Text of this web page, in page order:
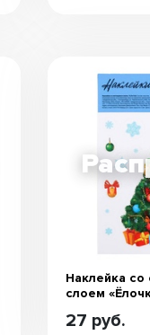
Наклейка
слоем
27 руб.